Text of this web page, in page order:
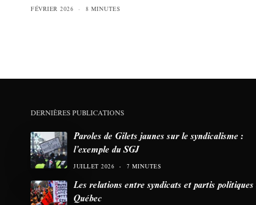
FÉVRIER 2026 8 MINUTES
DERNIÈRES PUBLICATIONS
Paroles de Gilets jaunes sur le syndicalisme :
l’exemple du SGJ
JUILLET 2026 7 MINUTES
Les relations entre syndicats et partis politiques
Québec